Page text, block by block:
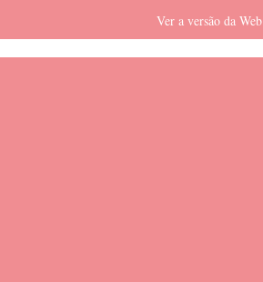
Ver a versão da Web